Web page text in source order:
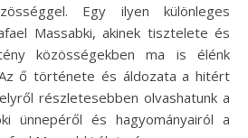
Egy ilyen különleges
Massabki, akinek tisztelete és
közösségekben ma is élénk
ő története és áldozata a hitért
részletesebben olvashatunk a
ünnepéről és hagyományairól a